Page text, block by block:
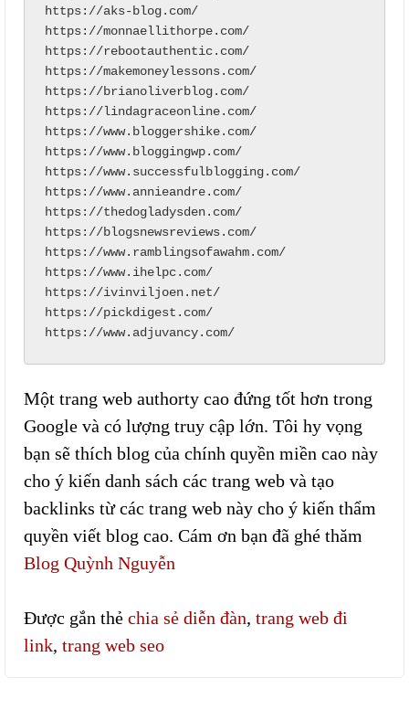
https://aks-blog.com/
https://monnaellithorpe.com/
https://rebootauthentic.com/
https://makemoneylessons.com/
https://brianoliverblog.com/
https://lindagraceonline.com/
https://www.bloggershike.com/
https://www.bloggingwp.com/
https://www.successfulblogging.com/
https://www.annieandre.com/
https://thedogladysden.com/
https://blogsnewsreviews.com/
https://www.ramblingsofawahm.com/
https://www.ihelpc.com/
https://ivinviljoen.net/
https://pickdigest.com/
https://www.adjuvancy.com/
Một trang web authorty cao đứng tốt hơn trong
Google và có lượng truy cập lớn. Tôi hy vọng
bạn sẽ thích blog của chính quyền miền cao này
cho ý kiến danh sách các trang web và tạo
backlinks từ các trang web này cho ý kiến thẩm
quyền viết blog cao. Cám ơn bạn đã ghé thăm
Blog Quỳnh Nguyễn
Được gắn thẻ chia sẻ diễn đàn, trang web đi
link, trang web seo